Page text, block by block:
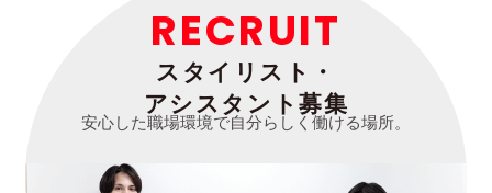
RECRUIT
スタイリスト・
アシスタント募集
安心した職場環境で自分らしく働ける場所。